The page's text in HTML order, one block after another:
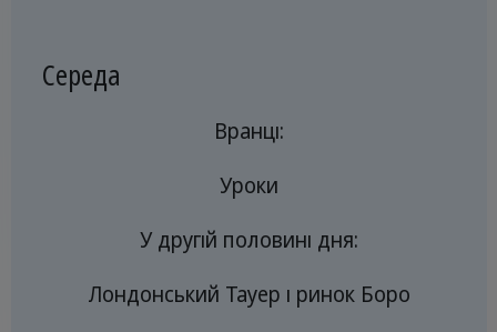
Середа
Вранці:
Уроки
У другій половині дня:
Лондонський Тауер і ринок Боро